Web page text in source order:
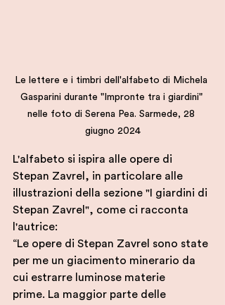
Le lettere e i timbri dell'alfabeto di Michela
Gasparini durante "Impronte tra i giardini"
nelle foto di Serena Pea. Sarmede, 28
giugno 2024
L'alfabeto si ispira alle opere di
Stepan Zavrel, in particolare alle
illustrazioni della sezione "I giardini di
Stepan Zavrel", come ci racconta
l'autrice:
“Le opere di Stepan Zavrel sono state
per me un giacimento minerario da
cui estrarre luminose materie
prime. La maggior parte delle